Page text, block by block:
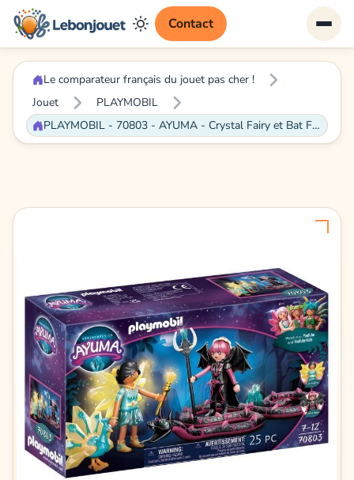
Contact
Le comparateur français du jouet pas cher !
Jouet
PLAYMOBIL
PLAYMOBIL - 70803 - AYUMA - Crystal Fairy et Bat Fairy avec animaux